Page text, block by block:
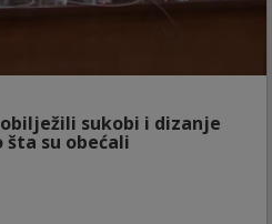
sukobi i dizanje
su obećali